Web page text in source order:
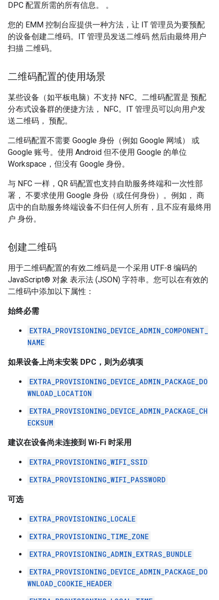
DPC 配置所需的所有信息。 。
您的 EMM 控制台应提供一种方法，让 IT 管理员为要预配
的设备创建二维码。IT 管理员发送二维码 然后由最终用户
扫描 二维码。
二维码配置的使用场景
某些设备（如平板电脑）不支持 NFC。二维码配置是 预配
分布式设备群的便捷方法， NFC。IT 管理员可以向用户发
送二维码， 预配。
二维码配置不需要 Google 身份（例如 Google 网域） 或
Google 账号。使用 Android 但不使用 Google 的单位
Workspace，但没有 Google 身份。
与 NFC 一样，QR 码配置也支持自助服务终端和一次性部
署， 不要求使用 Google 身份（或任何身份）。例如， 商
店中的自助服务终端设备不归任何人所有，且不应有最终用
户 身份。
创建二维码
用于二维码配置的有效二维码是一个采用 UTF-8 编码的
JavaScript® 对象 表示法 (JSON) 字符串。您可以在有效的
二维码中添加以下属性：
始终必需
EXTRA_PROVISIONING_DEVICE_ADMIN_COMPONENT_
NAME
如果设备上尚未安装 DPC，则为必填项
EXTRA_PROVISIONING_DEVICE_ADMIN_PACKAGE_DO
WNLOAD_LOCATION
EXTRA_PROVISIONING_DEVICE_ADMIN_PACKAGE_CH
ECKSUM
建议在设备尚未连接到 Wi-Fi 时采用
EXTRA_PROVISIONING_WIFI_SSID
EXTRA_PROVISIONING_WIFI_PASSWORD
可选
EXTRA_PROVISIONING_LOCALE
EXTRA_PROVISIONING_TIME_ZONE
EXTRA_PROVISIONING_ADMIN_EXTRAS_BUNDLE
EXTRA_PROVISIONING_DEVICE_ADMIN_PACKAGE_DO
WNLOAD_COOKIE_HEADER